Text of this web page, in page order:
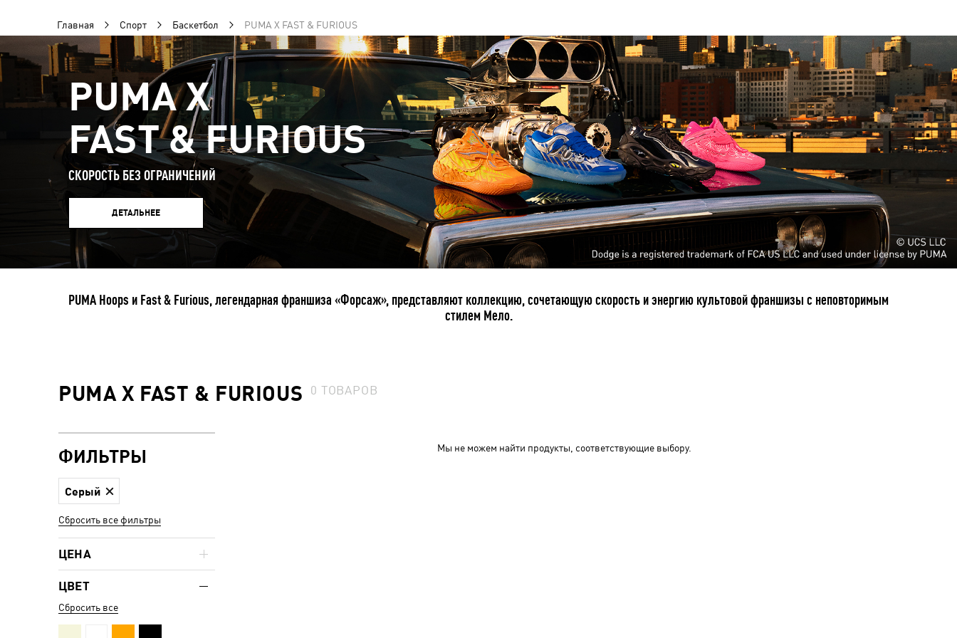
Главная Спорт Баскетбол PUMA X FAST & FURIOUS
PUMA X
FAST & FURIOUS
СКОРОСТЬ БЕЗ ОГРАНИЧЕНИЙ
ДЕТАЛЬНЕЕ
PUMA Hoops и Fast & Furious, легендарная франшиза «Форсаж», представляют коллекцию, сочетающую скорость и энергию культовой франшизы с неповторимым
стилем Мело.
PUMA X FAST & FURIOUS 0 ТОВАРОВ
Мы не можем найти продукты, соответствующие выбору.
ФИЛЬТРЫ
Серый
Сбросить все фильтры
ЦЕНА
ЦВЕТ
Сбросить все